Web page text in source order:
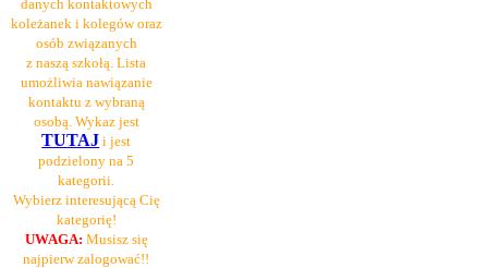
danych kontaktowych
koleżanek i kolegów oraz
osób związanych
z naszą szkołą. Lista
umożliwia nawiązanie
kontaktu z wybraną
osobą. Wykaz jest
TUTAJ i jest
podzielony na 5
kategorii.
Wybierz interesującą Cię
kategorię!
UWAGA: Musisz się
najpierw zalogować!!